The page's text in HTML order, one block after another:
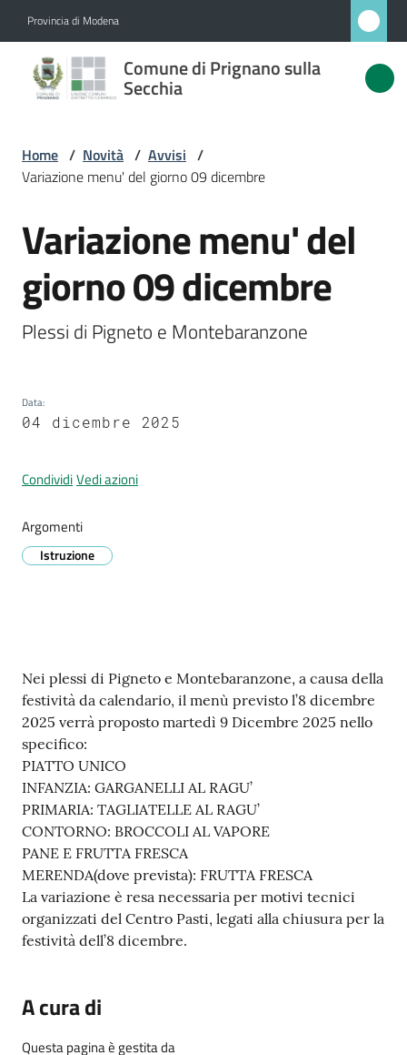
Provincia di Modena
Comune di Prignano sulla
Secchia
Comune
di
sulla
Secchia
Amministrazione
Novità
Menu selezionato
Vivere
Prignano
o
t
a
z
i
o
n
e
a
p
p
u
n
t
m
e
n
Home / Novità / Avvisi /
Variazione menu' del giorno 09 dicembre
Salta al contenuto
Variazione menu' del
giorno 09 dicembre
Plessi di Pigneto e Montebaranzone
Data:
04 dicembre 2025
CondividiVedi azioni
Argomenti
Istruzione
Contenuto
Nei plessi di Pigneto e Montebaranzone, a causa della
festività da calendario, il menù previsto l’8 dicembre
2025 verrà proposto martedì 9 Dicembre 2025 nello
specifico:
PIATTO UNICO
INFANZIA: GARGANELLI AL RAGU’
PRIMARIA: TAGLIATELLE AL RAGU’
CONTORNO: BROCCOLI AL VAPORE
PANE E FRUTTA FRESCA
MERENDA(dove prevista): FRUTTA FRESCA
La variazione è resa necessaria per motivi tecnici
organizzati del Centro Pasti, legati alla chiusura per la
festività dell’8 dicembre.
A cura di
Questa pagina è gestita da